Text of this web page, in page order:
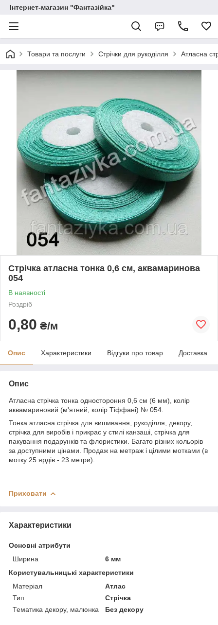
Інтернет-магазин "Фантазійка"
Товари та послуги Стрічки для рукоділля Атласна
Стрічка атласна тонка 0,6 см, аквамаринова
054
В наявності
Роздріб
0,80 ₴/м
Опис Характеристики Відгуки про товар Доставка
Опис
Атласна стрічка тонка одностороння 0,6 см (6 мм), колір
аквамариновий (м'ятний, колір Тіффані) № 054.
Тонка атласна стрічка для вишивання, рукоділля, декору,
стрічка для виробів і прикрас у стилі канзаші, стрічка для
пакування подарунків та флористики. Багато різних кольорів
за доступними цінами. Продаж на метраж і цілими мотками (в
мотку 25 ярдів - 23 метри).
Приховати
Характеристики
Основні атрибути
Ширина
6 мм
Користувальницькі характеристики
Матеріал
Атлас
Тип
Стрічка
Тематика декору, малюнка
Без декору